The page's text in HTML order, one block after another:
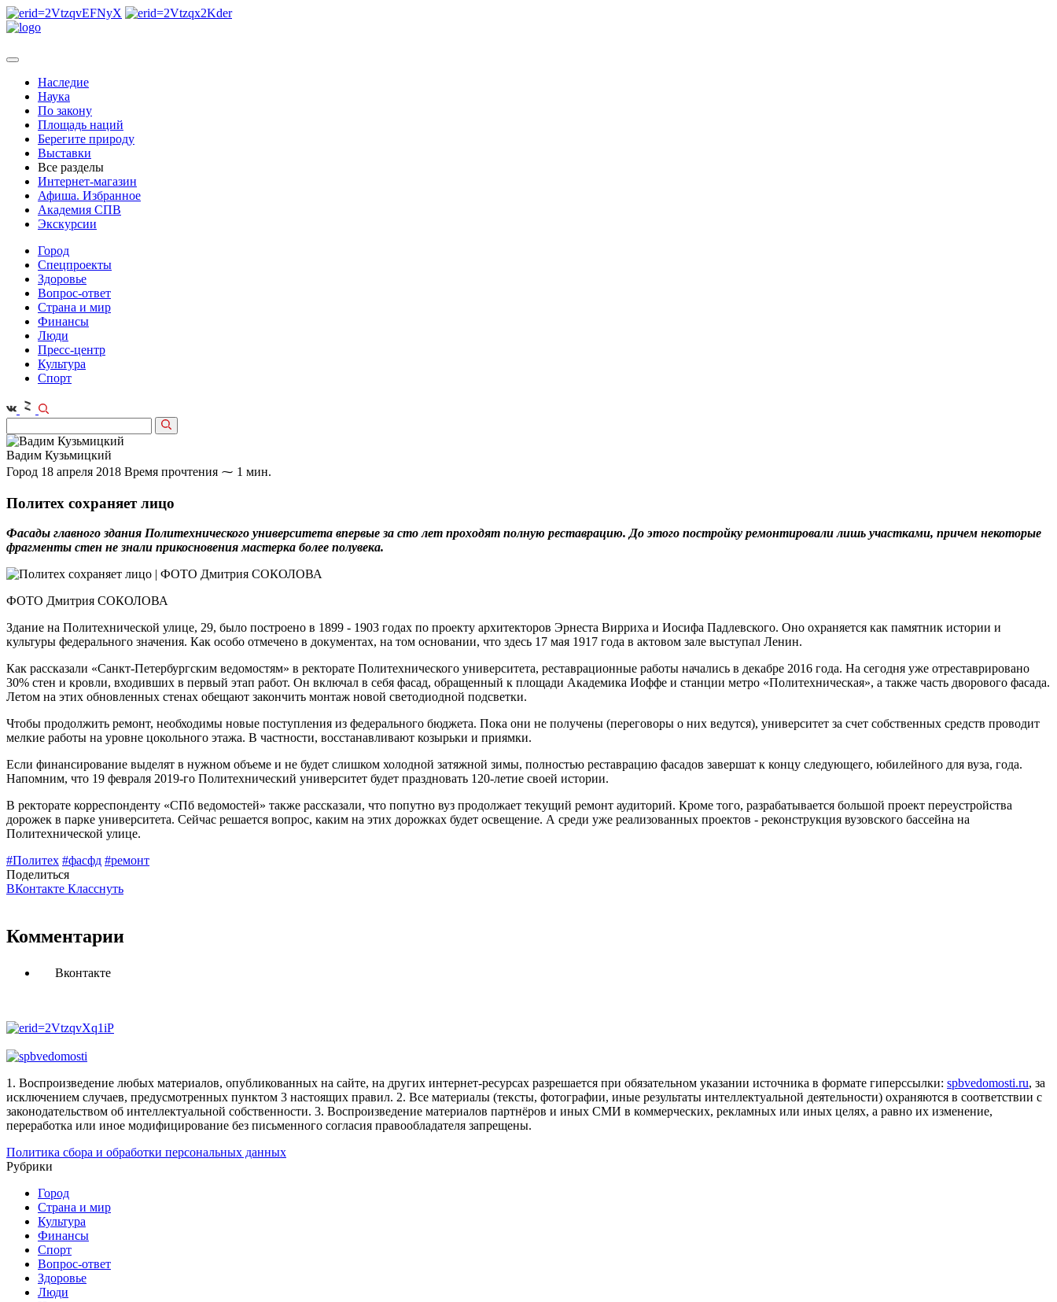
Наследие
Наука
По закону
Площадь наций
Берегите природу
Выставки
Все разделы
Интернет-магазин
Афиша. Избранное
Академия СПВ
Экскурсии
Город
Спецпроекты
Здоровье
Вопрос-ответ
Страна и мир
Финансы
Люди
Пресс-центр
Культура
Спорт
Вадим Кузьмицкий
Город 18 апреля 2018 Время прочтения ⁓ 1 мин.
Политех сохраняет лицо
Фасады главного здания Политехнического университета впервые за сто лет проходят полную реставрацию. До этого постройку ремонтировали лишь участками, причем некоторые
фрагменты стен не знали прикосновения мастерка более полувека.
ФОТО Дмитрия СОКОЛОВА
Здание на Политехнической улице, 29, было построено в 1899 - 1903 годах по проекту архитекторов Эрнеста Вирриха и Иосифа Падлевского. Оно охраняется как памятник истории и
культуры федерального значения. Как особо отмечено в документах, на том основании, что здесь 17 мая 1917 года в актовом зале выступал Ленин.
Как рассказали «Санкт-Петербургским ведомостям» в ректорате Политехнического университета, реставрационные работы начались в декабре 2016 года. На сегодня уже отреставрировано
30% стен и кровли, входивших в первый этап работ. Он включал в себя фасад, обращенный к площади Академика Иоффе и станции метро «Политехническая», а также часть дворового фасада.
Летом на этих обновленных стенах обещают закончить монтаж новой светодиодной подсветки.
Чтобы продолжить ремонт, необходимы новые поступления из федерального бюджета. Пока они не получены (переговоры о них ведутся), университет за счет собственных средств проводит
мелкие работы на уровне цокольного этажа. В частности, восстанавливают козырьки и приямки.
Если финансирование выделят в нужном объеме и не будет слишком холодной затяжной зимы, полностью реставрацию фасадов завершат к концу следующего, юбилейного для вуза, года.
Напомним, что 19 февраля 2019-го Политехнический университет будет праздновать 120-летие своей истории.
В ректорате корреспонденту «СПб ведомостей» также рассказали, что попутно вуз продолжает текущий ремонт аудиторий. Кроме того, разрабатывается большой проект переустройства
дорожек в парке университета. Сейчас решается вопрос, каким на этих дорожках будет освещение. А среди уже реализованных проектов - реконструкция вузовского бассейна на
Политехнической улице.
#Политех #фасфд #ремонт
Поделиться
ВКонтакте Класснуть
Комментарии
Вконтакте
1. Воспроизведение любых материалов, опубликованных на сайте, на других интернет-ресурсах разрешается при обязательном указании источника в формате гиперссылки: spbvedomosti.ru, за
исключением случаев, предусмотренных пунктом 3 настоящих правил. 2. Все материалы (тексты, фотографии, иные результаты интеллектуальной деятельности) охраняются в соответствии с
законодательством об интеллектуальной собственности. 3. Воспроизведение материалов партнёров и иных СМИ в коммерческих, рекламных или иных целях, а равно их изменение,
переработка или иное модифицирование без письменного согласия правообладателя запрещены.
Политика сбора и обработки персональных данных
Рубрики
Город
Страна и мир
Культура
Финансы
Спорт
Вопрос-ответ
Здоровье
Люди